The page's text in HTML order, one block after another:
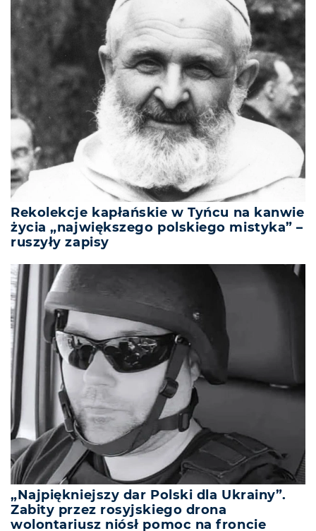
Rekolekcje kapłańskie w Tyńcu na kanwie
życia „największego polskiego mistyka” –
ruszyły zapisy
„Najpiękniejszy dar Polski dla Ukrainy”.
Zabity przez rosyjskiego drona
wolontariusz niósł pomoc na froncie